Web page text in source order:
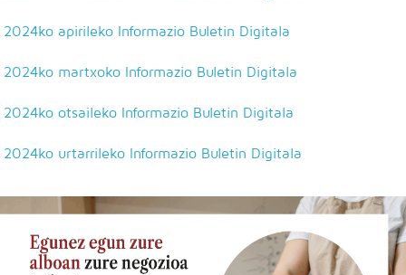
2024ko apirileko Informazio Buletin Digitala
2024ko martxoko Informazio Buletin Digitala
2024ko otsaileko Informazio Buletin Digitala
2024ko urtarrileko Informazio Buletin Digitala